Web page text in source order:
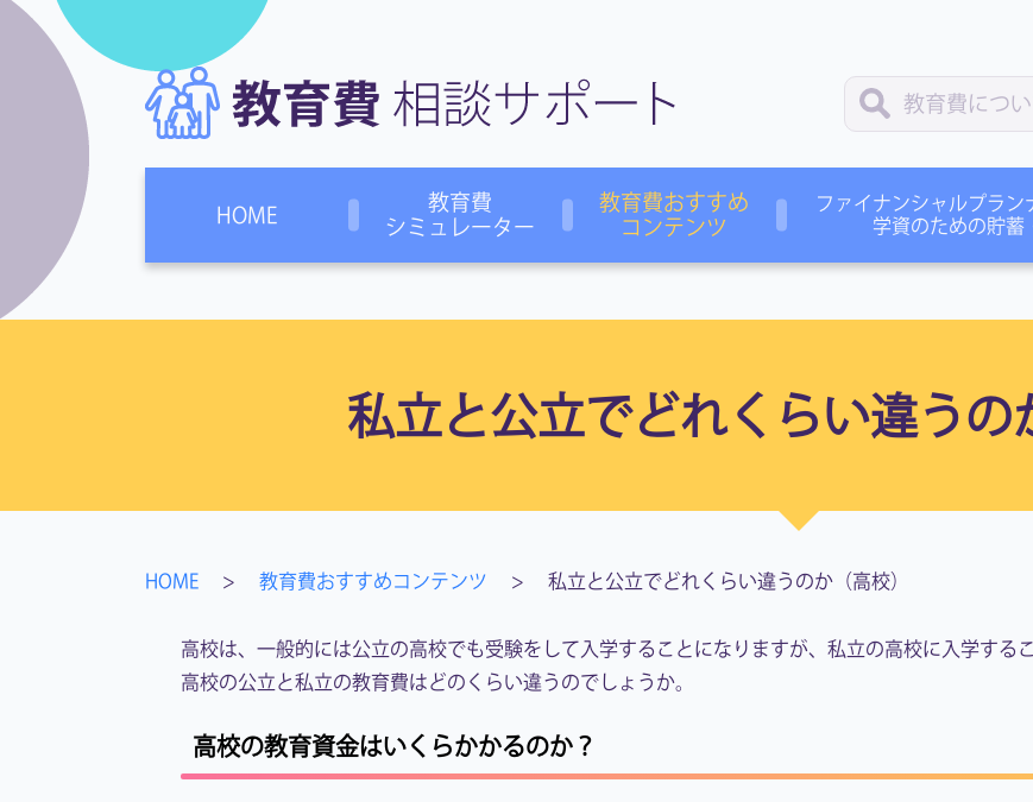
HOME
教育費
シミュレーター
教育費おすすめ
コンテンツ
ファイナンシャルプラン
学資のための貯蓄
私立と公立でどれくらい違うの
HOME > 教育費おすすめコンテンツ > 私立と公立でどれくらい違うのか（高校）
高校は、一般的には公立の高校でも受験をして入学することになりますが、私立の高校に入学する
高校の公立と私立の教育費はどのくらい違うのでしょうか。
高校の教育資金はいくらかかるのか？